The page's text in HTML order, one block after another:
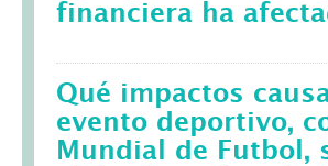
financiera ha
Qué impactos
evento deportivo,
Mundial de Futbol,